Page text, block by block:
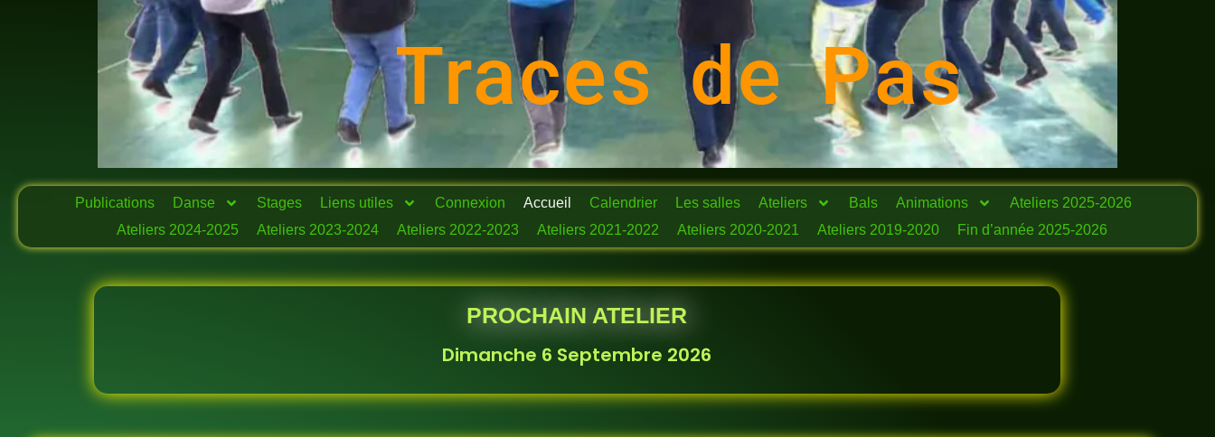
Traces de Pas
Publications Danse Stages Liens utiles Connexion Accueil Calendrier Les salles Ateliers Bals Animations
Ateliers 2025-2026
Ateliers 2024-2025
Ateliers 2023-2024 Ateliers 2022-2023 Ateliers 2021-2022 Ateliers 2020-2021 Ateliers 2019-2020 Fin d’année 2025-2026
PROCHAIN ATELIER
Dimanche 6 Septembre 2026